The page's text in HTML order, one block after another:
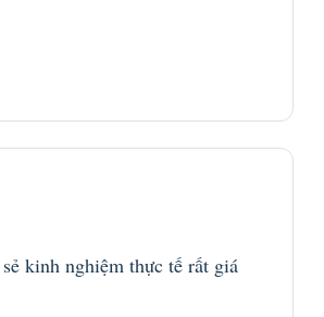
kinh nghiệm thực tế rất giá